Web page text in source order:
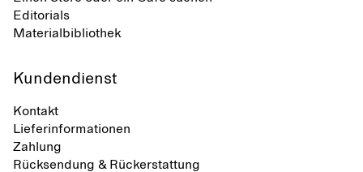
Editorials
Materialbibliothek
Kundendienst
Kontakt
Lieferinformationen
Zahlung
Rücksendung & Rückerstattung